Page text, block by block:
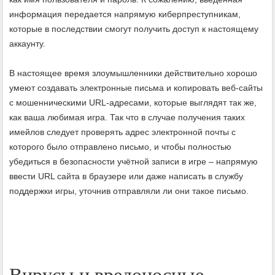
информация передается напрямую киберпреступникам,
которые в последствии смогут получить доступ к настоящему
аккаунту.
В настоящее время злоумышленники действительно хорошо
умеют создавать электронные письма и копировать веб-сайты
с мошенническими URL-адресами, которые выглядят так же,
как ваша любимая игра. Так что в случае получения таких
имейлов следует проверять адрес электронной почты с
которого было отправлено письмо, и чтобы полностью
убедиться в безопасности учётной записи в игре – напрямую
ввести URL сайта в браузере или даже написать в службу
поддержки игры, уточнив отправляли ли они такое письмо.